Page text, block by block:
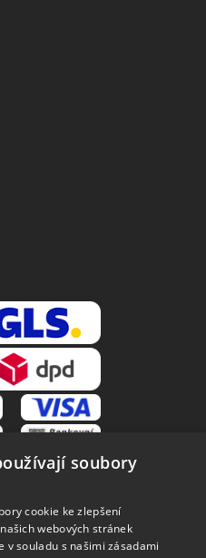
soubory
cookie ke zlepšení
webových stránek
v souladu s našimi zásadami